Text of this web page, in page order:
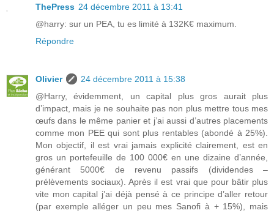
ThePress 24 décembre 2011 à 13:41
@harry: sur un PEA, tu es limité à 132K€ maximum.
Répondre
Olivier
24 décembre 2011 à 15:38
@Harry, évidemment, un capital plus gros aurait plus
d’impact, mais je ne souhaite pas non plus mettre tous mes
œufs dans le même panier et j’ai aussi d’autres placements
comme mon PEE qui sont plus rentables (abondé à 25%).
Mon objectif, il est vrai jamais explicité clairement, est en
gros un portefeuille de 100 000€ en une dizaine d’année,
générant 5000€ de revenu passifs (dividendes –
prélèvements sociaux). Après il est vrai que pour bâtir plus
vite mon capital j’ai déjà pensé à ce principe d’aller retour
(par exemple alléger un peu mes Sanofi à + 15%), mais